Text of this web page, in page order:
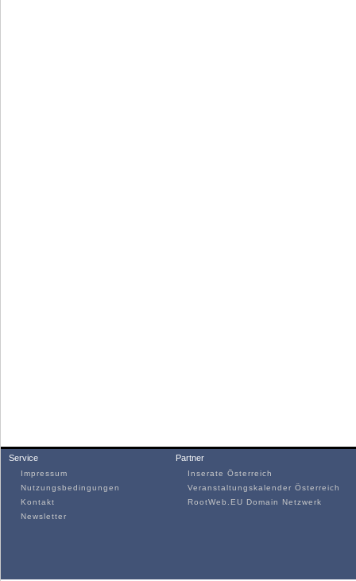
Service
Impressum
Nutzungsbedingungen
Kontakt
Newsletter
Partner
Inserate Österreich
Veranstaltungskalender Österreich
RootWeb.EU Domain Netzwerk